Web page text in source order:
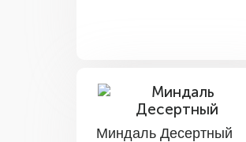
Миндаль Десертный